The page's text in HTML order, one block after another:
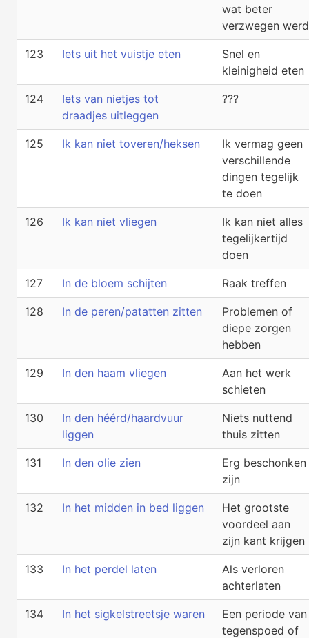
wat beter
verzwegen werd
123 Iets uit het vuistje eten
Snel en
kleinigheid eten
124
Iets van nietjes tot
draadjes uitleggen
???
125 Ik kan niet toveren/heksen
Ik vermag geen
verschillende
dingen tegelijk
te doen
126 Ik kan niet vliegen
Ik kan niet alles
tegelijkertijd
doen
127 In de bloem schijten Raak treffen
128 In de peren/patatten zitten
Problemen of
diepe zorgen
hebben
129 In den haam vliegen
Aan het werk
schieten
130
In den héérd/haardvuur
liggen
Niets nuttend
thuis zitten
131 In den olie zien
Erg beschonken
zijn
132 In het midden in bed liggen
Het grootste
voordeel aan
zijn kant krijgen
133 In het perdel laten
Als verloren
achterlaten
134 In het sigkelstreetsje waren
Een periode van
tegenspoed of